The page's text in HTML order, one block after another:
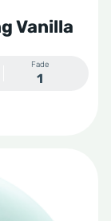
Vanilla
Fade
1